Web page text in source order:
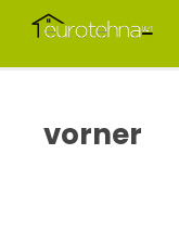
vorner